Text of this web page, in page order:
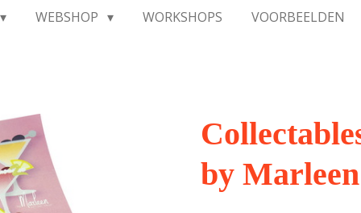
WEBSHOP WORKSHOPS VOORBEELDEN
by Marleen